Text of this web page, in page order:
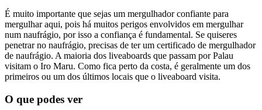
É muito importante que sejas um mergulhador confiante para
mergulhar aqui, pois há muitos perigos envolvidos em mergulhar
num naufrágio, por isso a confiança é fundamental. Se quiseres
penetrar no naufrágio, precisas de ter um certificado de mergulhador
de naufrágio. A maioria dos liveaboards que passam por Palau
visitam o Iro Maru. Como fica perto da costa, é geralmente um dos
primeiros ou um dos últimos locais que o liveaboard visita.
O que podes ver